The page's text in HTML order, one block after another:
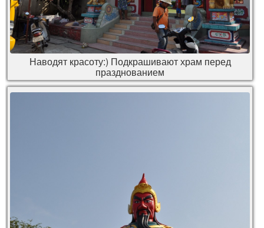
Наводят красоту:) Подкрашивают храм перед
празднованием